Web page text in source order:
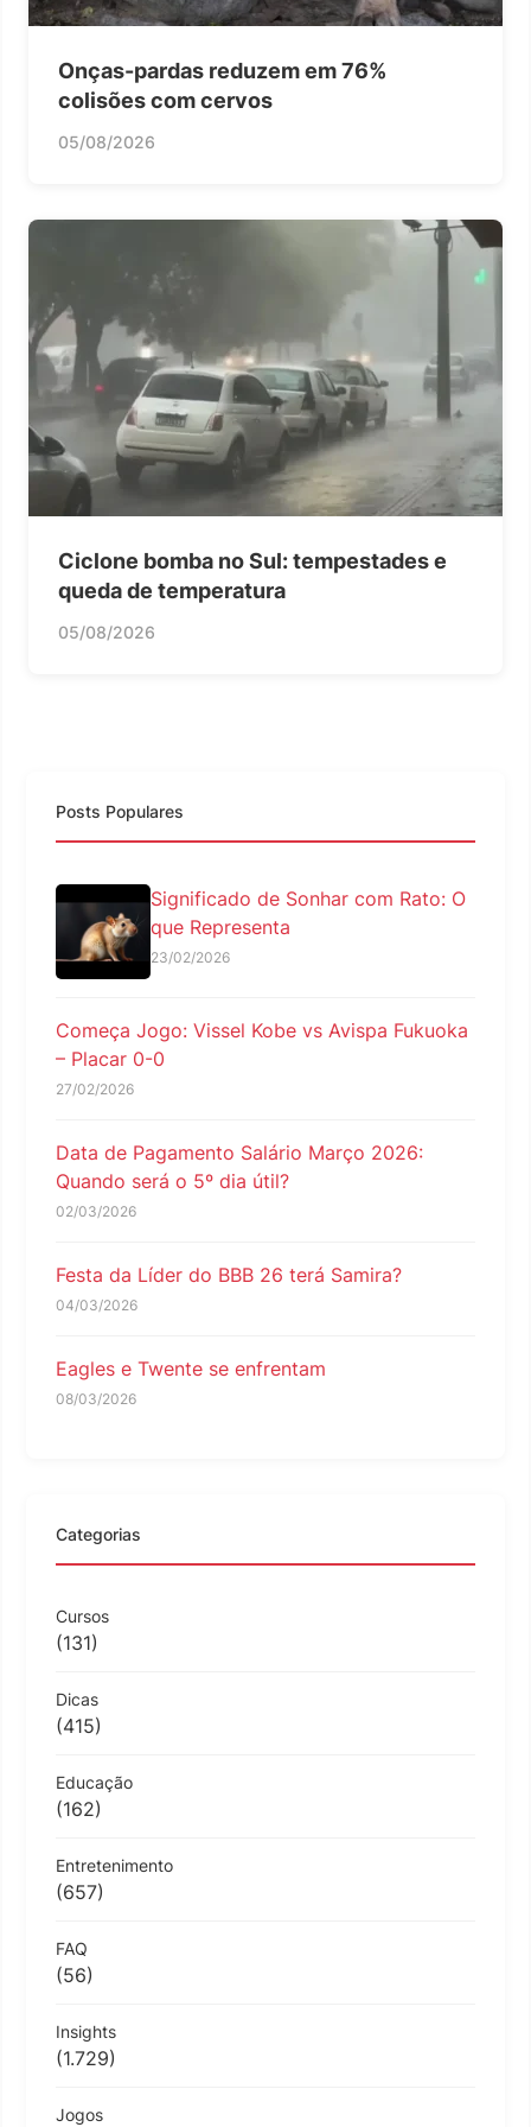
Onças-pardas reduzem em 76%
colisões com cervos
05/08/2026
Ciclone bomba no Sul: tempestades e
queda de temperatura
05/08/2026
Posts Populares
Significado de Sonhar com Rato: O
que Representa
23/02/2026
Começa Jogo: Vissel Kobe vs Avispa Fukuoka
– Placar 0-0
27/02/2026
Data de Pagamento Salário Março 2026:
Quando será o 5º dia útil?
02/03/2026
Festa da Líder do BBB 26 terá Samira?
04/03/2026
Eagles e Twente se enfrentam
08/03/2026
Categorias
Cursos
(131)
Dicas
(415)
Educação
(162)
Entretenimento
(657)
FAQ
(56)
Insights
(1.729)
Jogos